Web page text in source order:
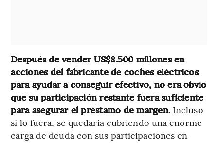
Después de vender US$8.500 millones en
acciones del fabricante de coches eléctricos
para ayudar a conseguir efectivo, no era obvio
que su participación restante fuera suficiente
para asegurar el préstamo de margen. Incluso
si lo fuera, se quedaría cubriendo una enorme
carga de deuda con sus participaciones en